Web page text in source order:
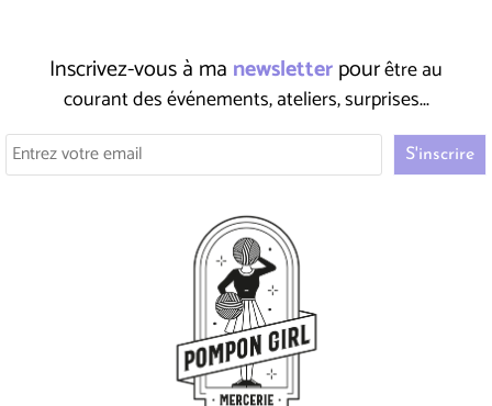
Inscrivez-vous à ma newsletterpourêtre au
courant des événements, ateliers, surprises...